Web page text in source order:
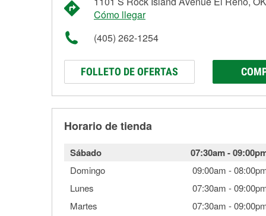
Cómo llegar
(405) 262-1254
FOLLETO DE OFERTAS
Horario de tienda
Sábado 07:30am-
Domingo 09:00am -
Lunes
07:30am -
Martes
07:30am -